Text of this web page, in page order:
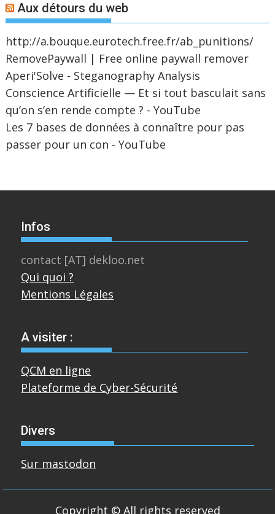
Aux détours du web
http://a.bouque.eurotech.free.fr/ab_punitions/
RemovePaywall | Free online paywall remover
Aperi'Solve - Steganography Analysis
Conscience Artificielle — Et si tout basculait sans
qu’on s’en rende compte ? - YouTube
Les 7 bases de données à connaître pour pas
passer pour un con - YouTube
Infos
contact [AT] dekloo.net
Qui quoi ?
Mentions Légales
A visiter :
QCM en ligne
Plateforme de Cyber-Sécurité
Divers
Sur mastodon
Copyright © All rights reserved